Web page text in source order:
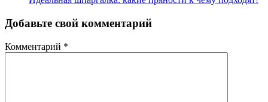
Добавьте свой комментарий
Комментарий *